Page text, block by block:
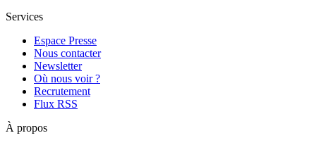
Services
Espace Presse
Nous contacter
Newsletter
Où nous voir ?
Recrutement
Flux RSS
À propos